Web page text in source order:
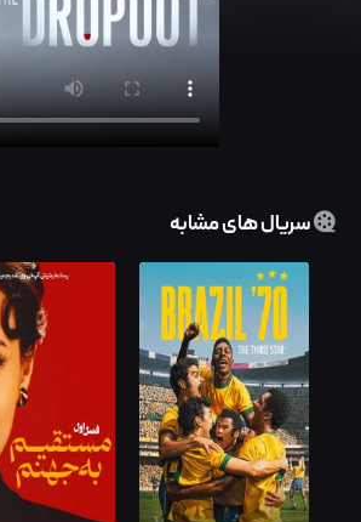
سریال های مشابه